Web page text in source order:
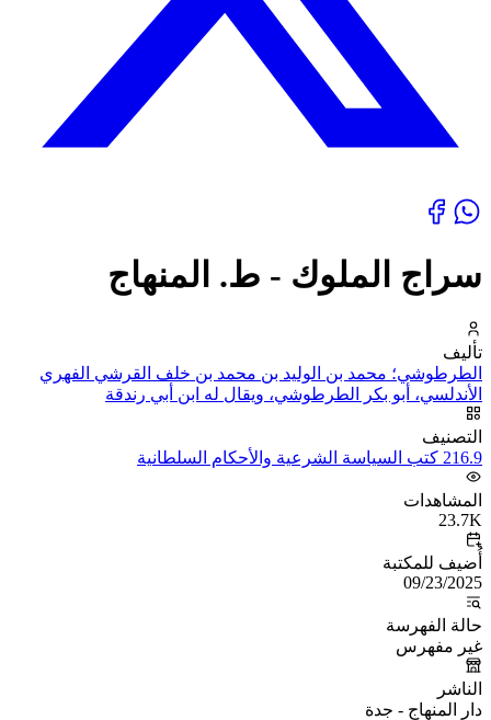
سراج الملوك - ط. المنهاج
تأليف
الطرطوشي؛ محمد بن الوليد بن محمد بن خلف القرشي الفهري
الأندلسي، أبو بكر الطرطوشي، ويقال له ابن أبي رندقة
التصنيف
216.9 كتب السياسة الشرعية والأحكام السلطانية
المشاهدات
23.7K
أُضيف للمكتبة
09/23/2025
حالة الفهرسة
غير مفهرس
الناشر
دار المنهاج - جدة